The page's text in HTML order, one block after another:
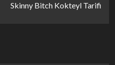
Skinny Bitch Kokteyl Tarifi